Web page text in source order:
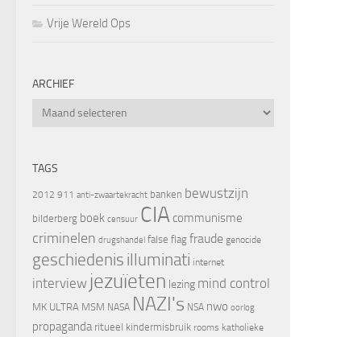
Vrije Wereld Ops
ARCHIEF
Archief
TAGS
2012 911 anti-zwaartekracht banken bewustzijn
bilderberg boek censuur CIA communisme
criminelen drugshandel false flag fraude genocide
geschiedenis illuminati internet
interview jezuïeten lezing mind control
MK ULTRA MSM NASA NAZI's NSA nwo oorlog
propaganda ritueel kindermisbruik rooms katholieke